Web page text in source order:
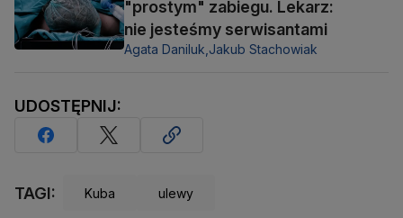
"prostym" zabiegu. Lekarz:
nie jesteśmy serwisantami
Agata Daniluk, Jakub Stachowiak
UDOSTĘPNIJ:
TAGI: Kuba ulewy